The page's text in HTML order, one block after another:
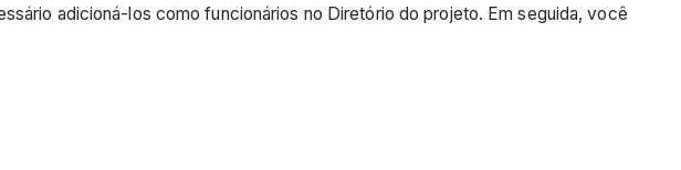
adicioná-los como funcionários no Diretório do projeto. Em seguida, você